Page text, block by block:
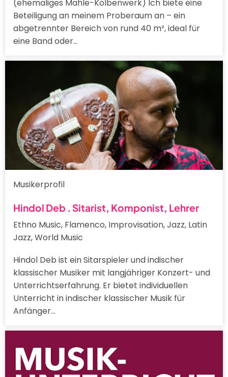
(ehemaliges Mahle-Kolbenwerk) Ich biete eine
Beteiligung an meinem Proberaum an – ein
abgetrennter Bereich von rund 40 m², ideal für
eine Band oder…
Musikerprofil
Hindol Deb . Sitarist, Komponist, Lehrer
Ethno Music, Flamenco, Improvisation, Jazz, Latin
Jazz, World Music
Hindol Deb ist ein Sitarspieler und indischer
klassischer Musiker mit langjähriger Konzert- und
Unterrichtserfahrung. Er bietet individuellen
Unterricht in indischer klassischer Musik für
Anfänger…